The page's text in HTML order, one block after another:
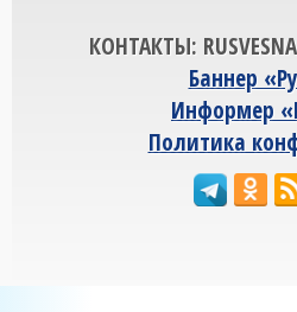
КОНТАКТЫ:
Баннер
Информер
Политика